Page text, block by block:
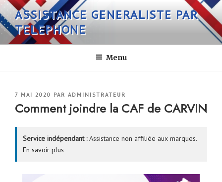
Aller
au
contenu
principal
ASSISTANCE GENERALISTE PAR
TELEPHONE
Menu
PUBLIÉ
LE
7 MAI 2020 PAR ADMINISTRATEUR
Comment joindre la CAF de CARVIN
Service indépendant :Assistance non affiliée aux marques.
En savoir plus